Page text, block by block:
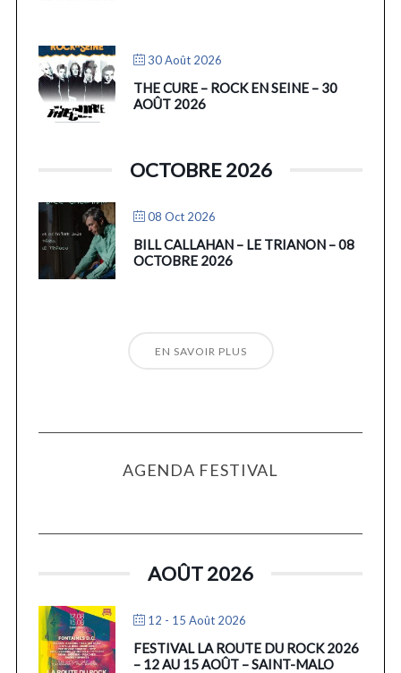
30 Août 2026
THE CURE – ROCK EN SEINE – 30
AOÛT 2026
OCTOBRE 2026
08 Oct 2026
BILL CALLAHAN – LE TRIANON – 08
OCTOBRE 2026
EN SAVOIR PLUS
AGENDA FESTIVAL
AOÛT 2026
12 - 15 Août 2026
FESTIVAL LA ROUTE DU ROCK 2026
– 12 AU 15 AOÛT – SAINT-MALO